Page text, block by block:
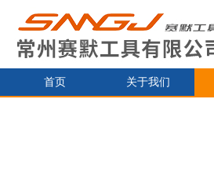
首页 关于我们